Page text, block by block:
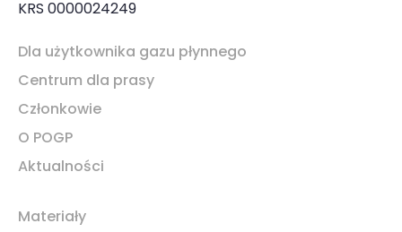
KRS 0000024249
Dla użytkownika gazu płynnego
Centrum dla prasy
Członkowie
O POGP
Aktualności
Materiały